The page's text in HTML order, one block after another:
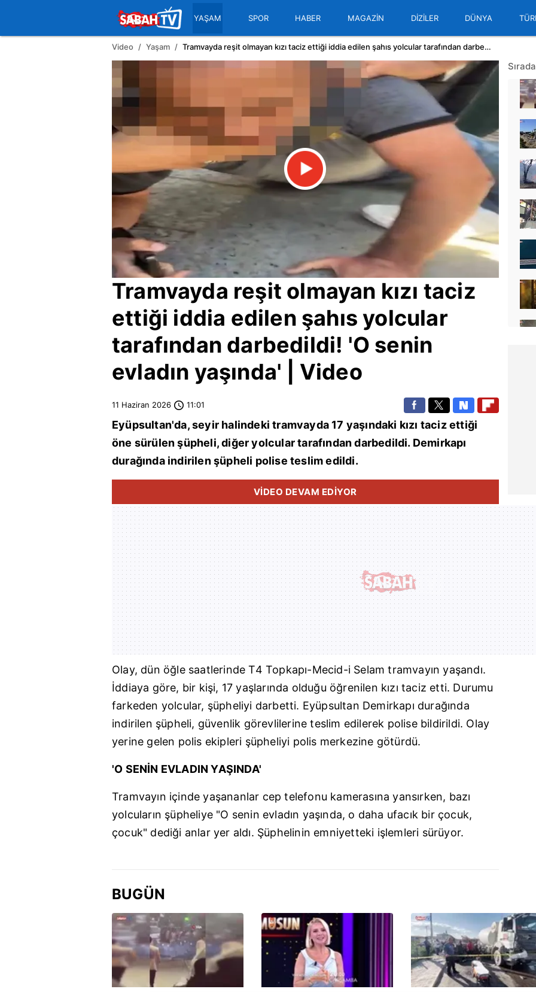
YAŞAM SPOR HABER MAGAZİN DİZİLER DÜNYA
Video Yaşam Tramvayda reşit olmayan kızı taciz ettiği iddia edilen şahıs yolcular tarafından darbedildi! 'O senin evladın yaşında' | Video
Tramvayda reşit olmayan kızı taciz
ettiği iddia edilen şahıs yolcular
tarafından darbedildi! 'O senin
evladın yaşında' | Video
11 Haziran 2026 11:01
Eyüpsultan'da, seyir halindeki tramvayda 17 yaşındaki kızı taciz ettiği
öne sürülen şüpheli, diğer yolcular tarafından darbedildi. Demirkapı
durağında indirilen şüpheli polise teslim edildi.
VİDEO DEVAM EDİYOR
Olay, dün öğle saatlerinde T4 Topkapı-Mecid-i Selam tramvayın yaşandı.
İddiaya göre, bir kişi, 17 yaşlarında olduğu öğrenilen kızı taciz etti. Durumu
farkeden yolcular, şüpheliyi darbetti. Eyüpsultan Demirkapı durağında
indirilen şüpheli, güvenlik görevlilerine teslim edilerek polise bildirildi. Olay
yerine gelen polis ekipleri şüpheliyi polis merkezine götürdü.
'O SENİN EVLADIN YAŞINDA'
Tramvayın içinde yaşananlar cep telefonu kamerasına yansırken, bazı
yolcuların şüpheliye "O senin evladın yaşında, o daha ufacık bir çocuk,
çocuk" dediği anlar yer aldı. Şüphelinin emniyetteki işlemleri sürüyor.
BUGÜN